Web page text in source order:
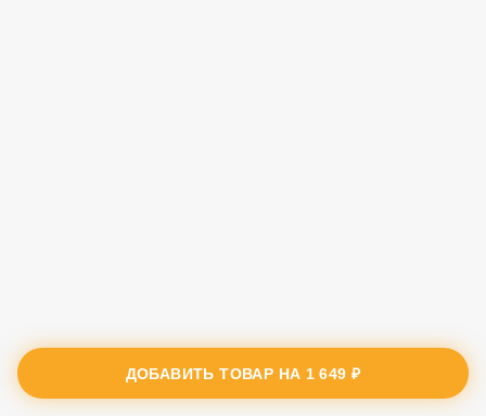
ДОБАВИТЬ ТОВАР НА 1 649 ₽